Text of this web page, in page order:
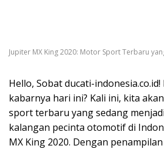
Jupiter MX King 2020: Motor Sport Terbaru
Hello, Sobat ducati-indonesia.co.id!
kabarnya hari ini? Kali ini, kita
sport terbaru yang sedang
kalangan pecinta otomotif di
MX King 2020. Dengan